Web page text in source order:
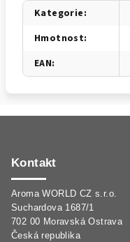
Kategorie:
Hmotnost:
EAN:
Kontakt
Aroma WORLD CZ s.r.o.
Suchardova 1687/1
702 00 Moravská Ostrava
Česká republika